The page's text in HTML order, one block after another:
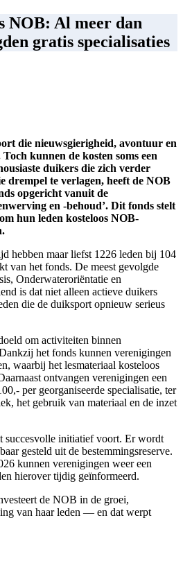
NOB: Al meer dan
gratis specialisaties
die nieuwsgierigheid, avontuur en
kunnen de kosten soms een
duikers die zich verder
drempel te verlagen, heeft de NOB
opgericht vanuit de
en -behoud’. Dit fonds stelt
hun leden kosteloos NOB-
hebben maar liefst 1226 leden bij 104
van het fonds. De meest gevolgde
Onderwateroriëntatie en
is dat niet alleen actieve duikers
die de duiksport opnieuw serieus
om activiteiten binnen
het fonds kunnen verenigingen
waarbij het lesmateriaal kosteloos
ontvangen verenigingen een
per georganiseerde specialisatie, ter
het gebruik van materiaal en de inzet
initiatief voort. Er wordt
gesteld uit de bestemmingsreserve.
kunnen verenigingen weer een
hierover tijdig geïnformeerd.
de NOB in de groei,
van haar leden — en dat werpt